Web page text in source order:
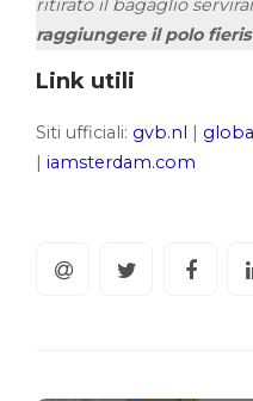
ritirato il bagaglio
raggiungere il polo
Link utili
Siti ufficiali: gvb.nl |
| iamsterdam.com